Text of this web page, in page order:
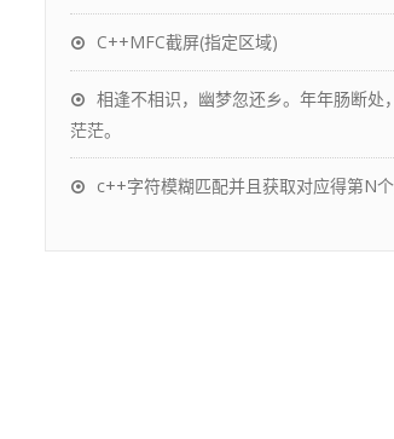
C++MFC截屏(指定区域)
相逢不相识，幽梦忽还乡。年年肠断处
茫茫。
c++字符模糊匹配并且获取对应得第N